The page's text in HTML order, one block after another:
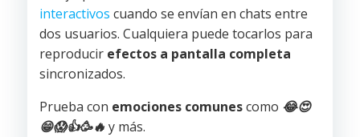
interactivos cuando se envían en chats entre
dos usuarios. Cualquiera puede tocarlos para
reproducir efectos a pantalla completa
sincronizados.
Prueba con emociones comunescomo 😂😍
😁😱👍🥳🔥 y más.